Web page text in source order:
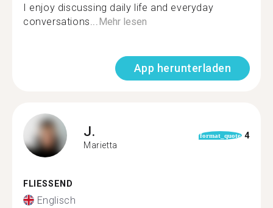
I enjoy discussing daily life and everyday
conversations...Mehr lesen
App herunterladen
J.
Marietta
format_quote 4
FLIESSEND
Englisch